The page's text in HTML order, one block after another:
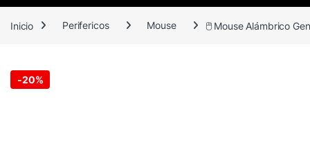
Inicio Perifericos Mouse 🖱️ Mouse Alámbrico
-20%